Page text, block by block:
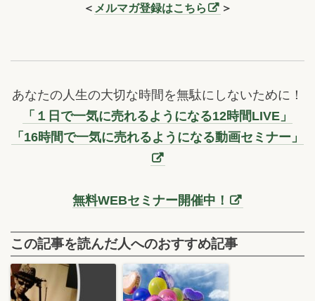
＜ メルマガ登録はこちら ＞
あなたの人生の大切な時間を無駄にしないために！
「１日で一気に売れるようになる12時間LIVE」
「16時間で一気に売れるようになる動画セミナー」
無料WEBセミナー開催中！
この記事を読んだ人へのおすすめ記事